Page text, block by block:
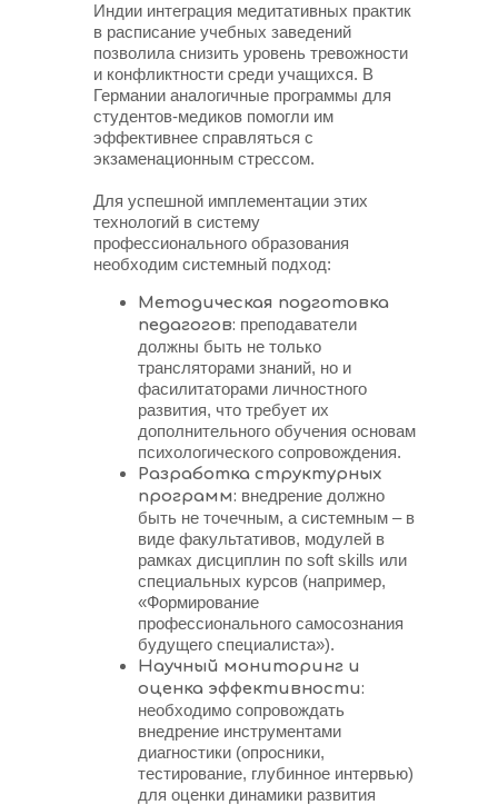
Индии интеграция медитативных практик
в расписание учебных заведений
позволила снизить уровень тревожности
и конфликтности среди учащихся. В
Германии аналогичные программы для
студентов-медиков помогли им
эффективнее справляться с
экзаменационным стрессом.
Для успешной имплементации этих
технологий в систему
профессионального образования
необходим системный подход:
Методическая подготовка
педагогов: преподаватели
должны быть не только
трансляторами знаний, но и
фасилитаторами личностного
развития, что требует их
дополнительного обучения основам
психологического сопровождения.
Разработка структурных
программ: внедрение должно
быть не точечным, а системным – в
виде факультативов, модулей в
рамках дисциплин по soft skills или
специальных курсов (например,
«Формирование
профессионального самосознания
будущего специалиста»).
Научный мониторинг и
оценка эффективности:
необходимо сопровождать
внедрение инструментами
диагностики (опросники,
тестирование, глубинное интервью)
для оценки динамики развития